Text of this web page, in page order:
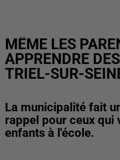
MÊME LES
APPRENDRE
TRIEL-SUR-
La municipalité fait
rappel pour ceux qui
enfants à l'école.